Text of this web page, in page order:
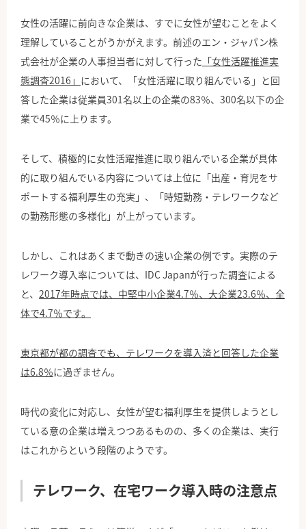
女性の活躍に前向きな企業は、すでに女性が望むことをよく
理解していることがうかがえます。前述のエン・ジャパン株
式会社が企業の人事担当者に対して行った 「女性活躍推進実
態調査2016」 において、「女性活躍に取り組んでいる」と回
答した企業は従業員301名以上の企業の83％、300名以下の企
業で45％に上ります。
そして、積極的に女性活躍推進に取り組んでいる企業が具体
的に取り組んでいる内容については上位に「出産・育児をサ
ポートする福利厚生の充実」、「時短勤務・テレワークなど
の勤務形態の多様化」が上がっています。
しかし、これはあくまで動きの速い企業の例です。実際のテ
レワーク導入率については、IDC Japanが行った調査による
と、 2017年時点では、中堅中小企業4.7％、大企業23.6％、全
体で4.7％です。
東京都が都の調査でも、テレワークを導入済と回答した企業
は6.8％に過ぎません。
時代の変化に対応し、女性が望む福利厚生を提供しようとし
ている意の企業は増えつつあるものの、多くの企業は、実行
はこれからという段階のようです。
テレワーク、在宅ワーク導入時の注意点